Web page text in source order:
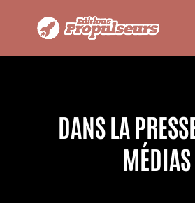
DANS LA
MÉDIAS